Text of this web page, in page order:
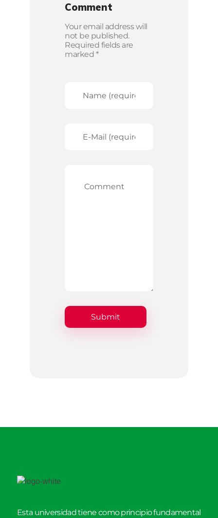
Comment
Your email address will
not be published.
Required fields are
marked *
Esta universidad tiene como principio fundamental